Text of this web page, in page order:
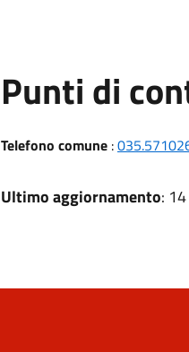
Punti di
Telefono comune:
Ultimo aggiornamento: